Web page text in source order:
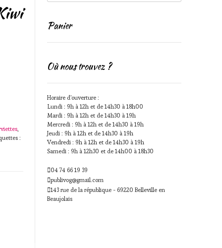
,
:
Panier
Où nous trouvez ?
Horaire d'ouverture :
Lundi : 9h à 12h et de 14h30 à 18h00
Mardi : 9h à 12h et de 14h30 à 19h
Mercredi : 9h à 12h et de 14h30 à 19h
Jeudi : 9h à 12h et de 14h30 à 19h
Vendredi : 9h à 12h et de 14h30 à 19h
Samedi : 9h à 12h30 et de 14h00 à 18h30
04 74 66 19 39
publivog@gmail.com
143 rue de la république - 69220 Belleville en
Beaujolais